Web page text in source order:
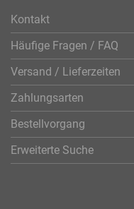
Kontakt
Häufige Fragen / FAQ
Versand / Lieferzeiten
Zahlungsarten
Bestellvorgang
Erweiterte Suche